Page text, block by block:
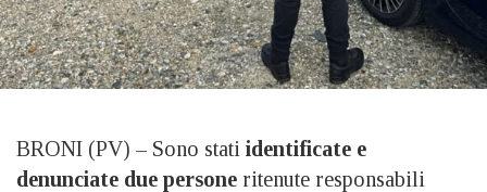
BRONI (PV) – Sono stati identificate e
denunciate due persone ritenute responsabili